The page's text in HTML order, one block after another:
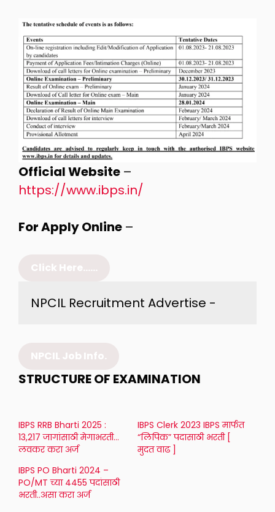
Official Website –
https://www.ibps.in/
For Apply Online –
Click Here……
NPCIL Recruitment Advertise -
NPCIL Job Info.
STRUCTURE OF EXAMINATION
IBPS RRB Bharti 2025 :
13,217 जागांसाठी मेगाभरती…
लवकर करा अर्ज
IBPS Clerk 2023 IBPS मार्फत
“लिपिक” पदासाठी भरती [
मुदत वाढ ]
IBPS PO Bharti 2024 –
PO/MT च्या 4455 पदांसाठी
भरती..असा करा अर्ज